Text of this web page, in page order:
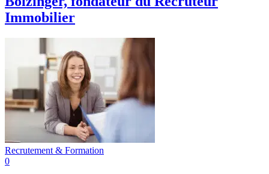
Immobilier
Recrutement & Formation
0